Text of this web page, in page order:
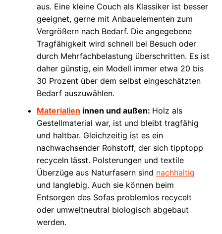
aus. Eine kleine Couch als Klassiker ist besser
geeignet, gerne mit Anbauelementen zum
Vergrößern nach Bedarf. Die angegebene
Tragfähigkeit wird schnell bei Besuch oder
durch Mehrfachbelastung überschritten. Es ist
daher günstig, ein Modell immer etwa 20 bis
30 Prozent über dem selbst eingeschätzten
Bedarf auszuwählen.
Materialien innen und außen: Holz als
Gestellmaterial war, ist und bleibt tragfähig
und haltbar. Gleichzeitig ist es ein
nachwachsender Rohstoff, der sich tipptopp
recyceln lässt. Polsterungen und textile
Überzüge aus Naturfasern sind nachhaltig
und langlebig. Auch sie können beim
Entsorgen des Sofas problemlos recycelt
oder umweltneutral biologisch abgebaut
werden.